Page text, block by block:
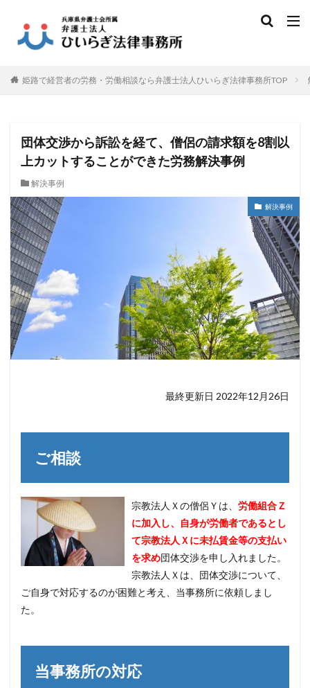
姫路で経営者の労務・労働相談なら弁護士法人ひいらぎ法律事務所TOP
団体交渉から訴訟を経て、僧侶の請求額を8割以
上カットすることができた労務解決事例
解決事例
解決事例
最終更新日 2022年12月26日
ご相談
宗教法人Ｘの僧侶Ｙは、 労働組合Ｚ
に加入し、自身が労働者であるとし
て宗教法人Ｘに未払賃金等の支払い
を求め団体交渉を申し入れました。
宗教法人Ｘは、団体交渉について、
ご自身で対応するのが困難と考え、当事務所に依頼しまし
た。
当事務所の対応